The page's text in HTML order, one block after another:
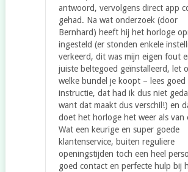
antwoord, vervolgens direct app
gehad. Na wat onderzoek (door
Bernhard) heeft hij het horloge
ingesteld (er stonden enkele
verkeerd, dit was mijn eigen fout
juiste beltegoed geïnstalleerd, let
welke bundel je koopt – lees goed
instructie, dat had ik dus niet
want dat maakt dus verschil!) en
doet het horloge het weer als van
Wat een keurige en super goede
klantenservice, buiten reguliere
openingstijden toch een heel
goed contact en perfecte hulp bij